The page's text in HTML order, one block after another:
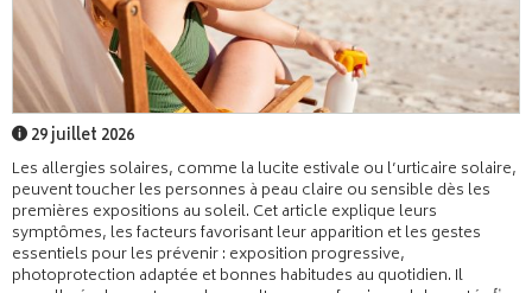
29 juillet 2026
Les allergies solaires, comme la lucite estivale ou l’urticaire solaire,
peuvent toucher les personnes à peau claire ou sensible dès les
premières expositions au soleil. Cet article explique leurs
symptômes, les facteurs favorisant leur apparition et les gestes
essentiels pour les prévenir : exposition progressive,
photoprotection adaptée et bonnes habitudes au quotidien. Il